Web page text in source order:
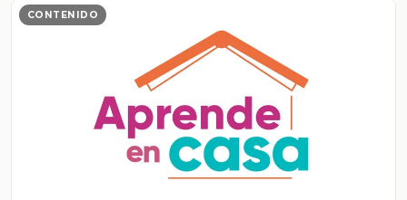
CONTENIDO